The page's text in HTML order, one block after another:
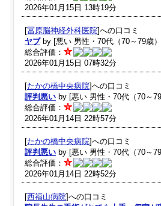
2026年01月15日 13時19分
[冨原脳神経外科医院]への口コミ
ヤブby [悪い 男性・70代（70～79歳
総合評価：
2026年01月15日 07時32分
[たかの橋中央病院]への口コミ
評判悪い by [悪い 男性・70代（70～
総合評価：
2026年01月14日 22時57分
[たかの橋中央病院]への口コミ
評判悪い by [悪い 男性・70代（70～
総合評価：
2026年01月14日 22時52分
[西福山病院]への口コミ